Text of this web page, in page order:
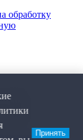
обработку
Принять